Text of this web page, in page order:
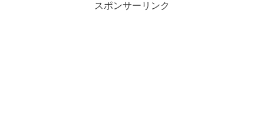
スポンサーリンク